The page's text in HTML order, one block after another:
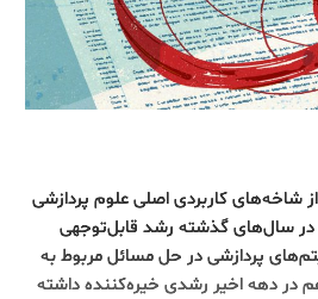
شاخه‌های کاربردی اصلی علوم پردازشی
سال‌های گذشته رشد قابل‌توجهی
پردازشی در حل مسائل مربوط به
در دهه اخیر رشدی خیره‌کننده داشته